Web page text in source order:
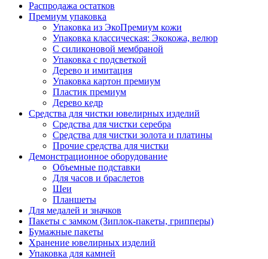
Распродажа остатков
Премиум упаковка
Упаковка из ЭкоПремиум кожи
Упаковка классическая: Экокожа, велюр
С силиконовой мембраной
Упаковка с подсветкой
Дерево и имитация
Упаковка картон премиум
Пластик премиум
Дерево кедр
Средства для чистки ювелирных изделий
Средства для чистки серебра
Средства для чистки золота и платины
Прочие средства для чистки
Демонстрационное оборудование
Объемные подставки
Для часов и браслетов
Шеи
Планшеты
Для медалей и значков
Пакеты с замком (Зиплок-пакеты, грипперы)
Бумажные пакеты
Хранение ювелирных изделий
Упаковка для камней